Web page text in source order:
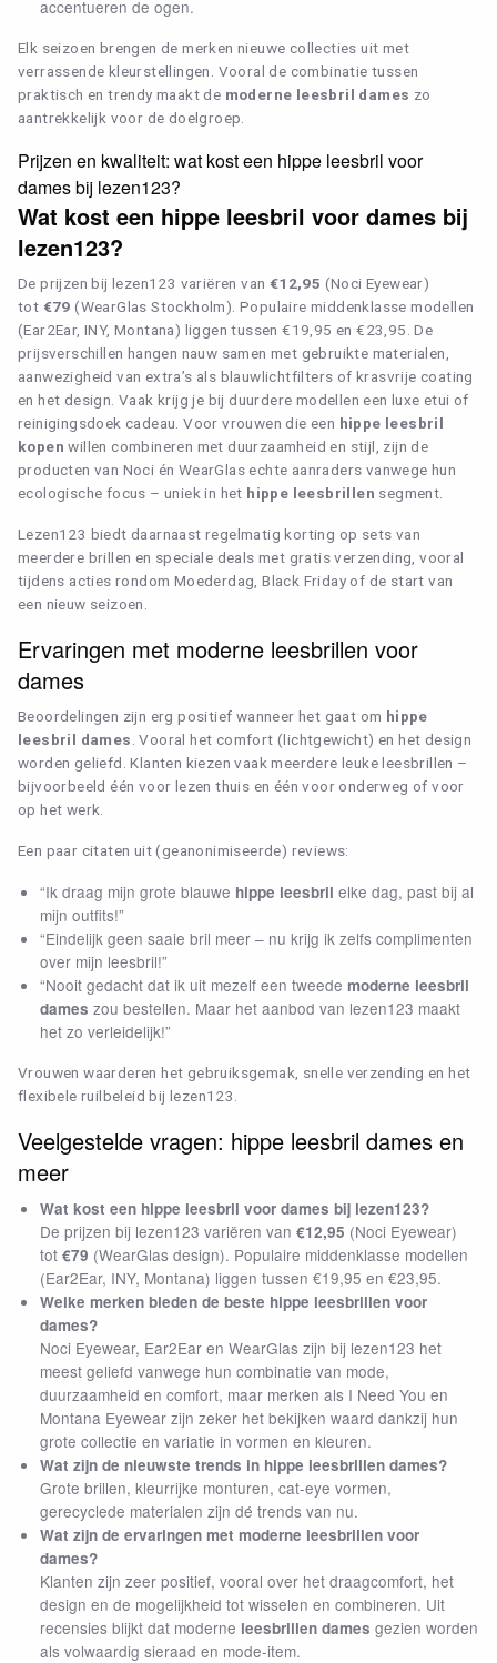
Groot (18)
Ovaal(2)
Rechthoekig (2)
Rond (4)
Acetaat (5)
Metaal
(4)
accentueren de ogen.
Elk seizoen brengen de merken nieuwe collecties uit met
verrassende kleurstellingen. Vooral de combinatie tussen
praktisch en trendy maakt de moderne leesbril dames zo
aantrekkelijk voor de doelgroep.
Prijzen en kwaliteit: wat kost een hippe leesbril voor
dames bij lezen123?
Wat kost een hippe leesbril voor dames bij
lezen123?
De prijzen bij lezen123 variëren van €12,95 (Noci Eyewear)
tot €79 (WearGlas Stockholm). Populaire middenklasse modellen
(Ear2Ear, INY, Montana) liggen tussen €19,95 en €23,95. De
prijsverschillen hangen nauw samen met gebruikte materialen,
aanwezigheid van extra’s als blauwlichtfilters of krasvrije coating
en het design. Vaak krijg je bij duurdere modellen een luxe etui of
reinigingsdoek cadeau. Voor vrouwen die een hippe leesbril
kopen willen combineren met duurzaamheid en stijl, zijn de
producten van Noci én WearGlas echte aanraders vanwege hun
ecologische focus – uniek in het hippe leesbrillen segment.
Lezen123 biedt daarnaast regelmatig korting op sets van
meerdere brillen en speciale deals met gratis verzending, vooral
tijdens acties rondom Moederdag, Black Friday of de start van
een nieuw seizoen.
Ervaringen met moderne leesbrillen voor
dames
Beoordelingen zijn erg positief wanneer het gaat om hippe
leesbril dames . Vooral het comfort (lichtgewicht) en het design
worden geliefd. Klanten kiezen vaak meerdere leuke leesbrillen –
bijvoorbeeld één voor lezen thuis en één voor onderweg of voor
op het werk.
Een paar citaten uit (geanonimiseerde) reviews:
“Ik draag mijn grote blauwe hippe leesbril elke dag, past bij al
mijn outfits!”
“Eindelijk geen saaie bril meer – nu krijg ik zelfs complimenten
over mijn leesbril!”
“Nooit gedacht dat ik uit mezelf een tweede moderne leesbril
dames zou bestellen. Maar het aanbod van lezen123 maakt
het zo verleidelijk!”
Vrouwen waarderen het gebruiksgemak, snelle verzending en het
flexibele ruilbeleid bij lezen123.
Veelgestelde vragen: hippe leesbril dames en
meer
Wat kost een hippe leesbril voor dames bij lezen123?
De prijzen bij lezen123 variëren van €12,95 (Noci Eyewear)
tot €79 (WearGlas design). Populaire middenklasse modellen
(Ear2Ear, INY, Montana) liggen tussen €19,95 en €23,95.
Welke merken bieden de beste hippe leesbrillen voor
dames?
Noci Eyewear, Ear2Ear en WearGlas zijn bij lezen123 het
meest geliefd vanwege hun combinatie van mode,
duurzaamheid en comfort, maar merken als I Need You en
Montana Eyewear zijn zeker het bekijken waard dankzij hun
grote collectie en variatie in vormen en kleuren.
Wat zijn de nieuwste trends in hippe leesbrillen dames?
Grote brillen, kleurrijke monturen, cat-eye vormen,
gerecyclede materialen zijn dé trends van nu.
Wat zijn de ervaringen met moderne leesbrillen voor
dames?
Klanten zijn zeer positief, vooral over het draagcomfort, het
design en de mogelijkheid tot wisselen en combineren. Uit
recensies blijkt dat moderne leesbrillen dames gezien worden
als volwaardig sieraad en mode-item.